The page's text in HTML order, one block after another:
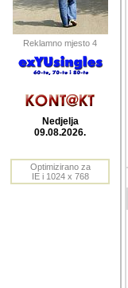
Reklamno mjesto 4
Nedjelja
09.08.2026.
Optimizirano za
IE i 1024 x 768